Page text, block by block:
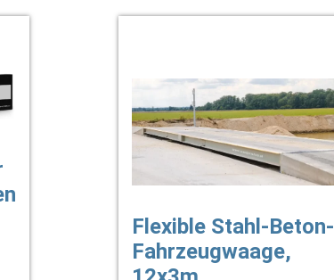
Flexible Stahl-Beton-
Fahrzeugwaage,